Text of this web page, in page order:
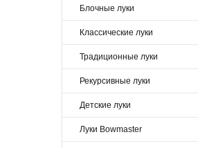
Блочные луки
Классические луки
Традиционные луки
Рекурсивные луки
Детские луки
Луки Bowmaster